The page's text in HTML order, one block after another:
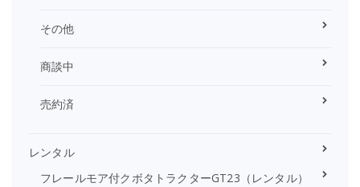
その他
商談中
売約済
レンタル
フレールモア付クボタトラクターGT23（レンタル）